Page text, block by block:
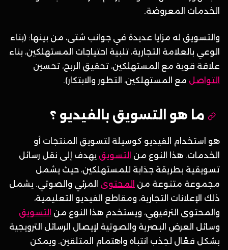
الخدمات المعروضة.
والتسويق له مزايا عديدة في جوانب شتى، من بينها: (بناء
الوعي بالعلامة التجارية، تلبية احتياجات المستهلكين، بناء
علاقة قوية مع المستهلكين، تحقيق الربح، تحسين
التواصل مع المستهلكين، التطور والابتكار).
ما هو التسويق بالفيديو ؟
هو استخدام الفيديو كوسيلة لتسويق المنتجات أو
الخدمات. هذا النوع من التسويق يهدف إلى نقل رسائل
تسويقية بطريقة جذابة للمستهلكين، حيث يشمل
مجموعة متنوعة من المحتوى المرئي والصوتي. يشمل
ذلك الإعلانات التجارية، ومقاطع الفيديو التعليمية،
والمحتوى الترفيهي، ويستخدم هذا النوع من التسويق
وسائل العرض البصرية والصوتية لإيصال الرسائل الترويجية
بشكل فعّال لجذب انتباه واهتمام المتلقين. ويمكن